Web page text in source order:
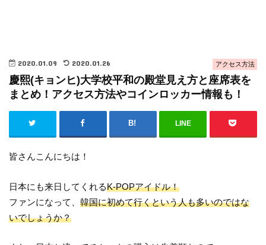
アクセス方法
2020.01.09 2020.01.26
慶熙(キョンヒ)大学校平和の殿堂見え方と座席表を
まとめ！アクセス方法やコインロッカー情報も！
LINE
皆さんこんにちは！
日本にも来日してくれるK-POPアイドル！
ファンになって、韓国に初めて行くという人も多いのではな
いでしょうか？